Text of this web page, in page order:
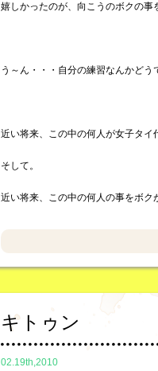
嬉しかったのが、向こうのボクの事
う～ん・・・自分の練習なんかど
近い将来、この中の何人が女子タイ
そして。
近い将来、この中の何人の事をボ
キトゥン
02.19th,2010